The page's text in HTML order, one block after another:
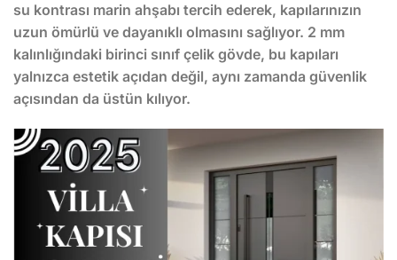
su kontrası marin ahşabı tercih ederek, kapılarınızın
uzun ömürlü ve dayanıklı olmasını sağlıyor. 2 mm
kalınlığındaki birinci sınıf çelik gövde, bu kapıları
yalnızca estetik açıdan değil, aynı zamanda güvenlik
açısından da üstün kılıyor.